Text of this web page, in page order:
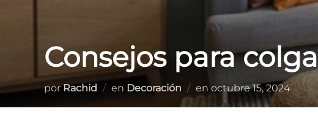
Consejos para
porRachid en Decoración en Publicado
octubre 15, 2024